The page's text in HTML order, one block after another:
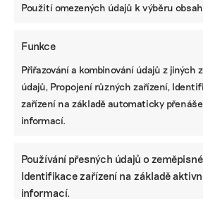
Použití omezených údajů k výběru
Funkce
Přiřazování a kombinování údajů z jiných
údajů, Propojení různých zařízení,
zařízení na základě automaticky
informací.
Používání přesných údajů o zeměpisné
Identifikace zařízení na základě
informací.
Ruce nás pálily a
popisuje brněnská
květinami z Afriky
však často provozují